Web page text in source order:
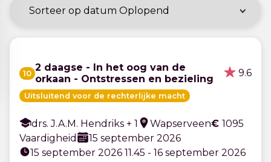
10 2 daagse - In het oog van de
orkaan - Ontstressen en bezieling
9.6
Uitsluitend voor de rechterlijke macht
drs. J.A.M. Hendriks + 1 Wapserveen€ 1095
Vaardigheid
15 september 2026
15 september 2026 11.45 - 16 september 2026